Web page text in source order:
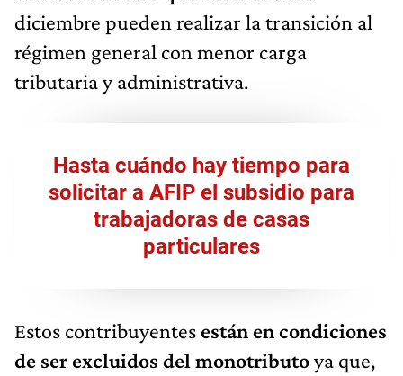
diciembre pueden realizar la transición al
régimen general con menor carga
tributaria y administrativa.
Hasta cuándo hay tiempo para
solicitar a AFIP el subsidio para
trabajadoras de casas
particulares
Estos contribuyentes están en condiciones
de ser excluidos del monotributoya que,